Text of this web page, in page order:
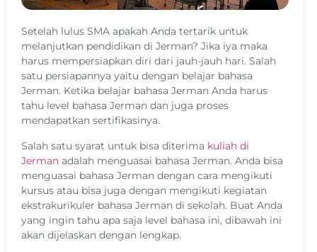
Setelah lulus SMA apakah Anda tertarik untuk
melanjutkan pendidikan di Jerman? Jika iya maka
harus mempersiapkan diri dari jauh-jauh hari. Salah
satu persiapannya yaitu dengan belajar bahasa
Jerman. Ketika belajar bahasa Jerman Anda harus
tahu level bahasa Jerman dan juga proses
mendapatkan sertifikasinya.
Salah satu syarat untuk bisa diterima kuliah di
Jerman adalah menguasai bahasa Jerman. Anda bisa
menguasai bahasa Jerman dengan cara mengikuti
kursus atau bisa juga dengan mengikuti kegiatan
ekstrakurikuler bahasa Jerman di sekolah. Buat Anda
yang ingin tahu apa saja level bahasa ini, dibawah ini
akan dijelaskan dengan lengkap.